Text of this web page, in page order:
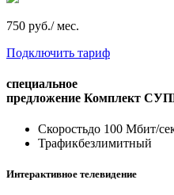
750 руб./ мес.
Подключить тариф
специальное
предложение Комплект
Скоростьдо 100 Мбит/
Трафикбезлимитный
Интерактивное телевидение